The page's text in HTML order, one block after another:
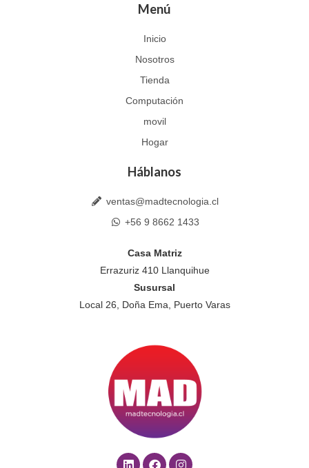
t
s
a
p
p
Menú
Inicio
Nosotros
Tienda
Computación
movil
Hogar
Háblanos
ventas@madtecnologia.cl
+56 9 8662 1433
Casa Matriz
Errazuriz 410 Llanquihue
Susursal
Local 26, Doña Ema, Puerto Varas
L
F
I